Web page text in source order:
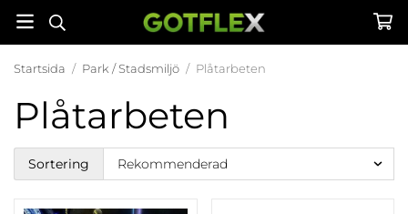
Startsida / Park / Stadsmiljö / Plåtarbeten
Plåtarbeten
Sortering